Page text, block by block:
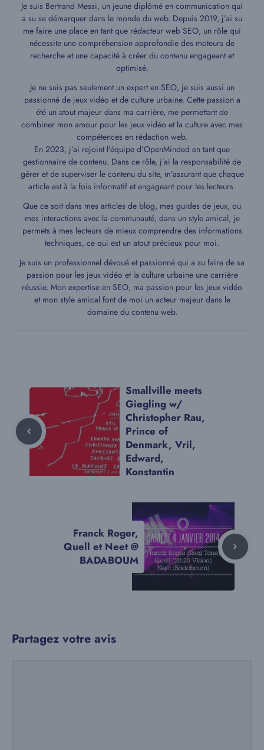
Je suis Bertrand Messi, un jeune diplômé en communication qui
a su se démarquer dans le monde du web. Depuis 2019, j’ai su
me faire une place en tant que rédacteur web SEO, un rôle qui
nécessite une compréhension approfondie des moteurs de
recherche et une capacité à créer du contenu engageant et
optimisé.
Je ne suis pas seulement un expert en SEO, je suis aussi un
passionné de jeux vidéo et de culture urbaine. Cette passion a
été un atout majeur dans ma carrière, me permettant de
combiner mon amour pour les jeux vidéo et la culture avec mes
compétences en rédaction web.
En 2023, j’ai rejoint l’équipe d’OpenMinded en tant que
gestionnaire de contenu. Dans ce rôle, j’ai la responsabilité de
gérer et de superviser le contenu du site, m’assurant que chaque
article est à la fois informatif et engageant pour les lecteurs.
Que ce soit dans mes articles de blog, mes guides de jeux, ou
mes interactions avec la communauté, dans un style amical, je
permets à mes lecteurs de mieux comprendre des informations
techniques, ce qui est un atout précieux pour moi.
Je suis un professionnel dévoué et passionné qui a su faire de sa
passion pour les jeux vidéo et la culture urbaine une carrière
réussie. Mon expertise en SEO, ma passion pour les jeux vidéo
et mon style amical font de moi un acteur majeur dans le
domaine du contenu web.
Smallville meets
Giegling w/
Christopher Rau,
Prince of
Denmark, Vril,
Edward,
Konstantin
Franck Roger,
Quell et Neet @
BADABOUM
Partagez votre avis